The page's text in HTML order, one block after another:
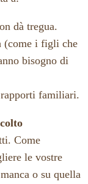
dà tregua.
(come i figli che
bisogno di
familiari.
Come
le vostre
o su quella